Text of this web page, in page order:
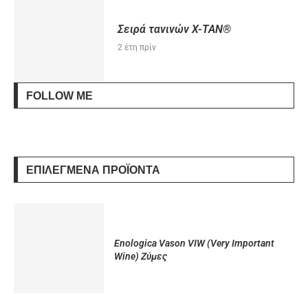
Σειρά τανινών X-TAN®
2 έτη πρίν
FOLLOW ME
ΕΠΙΛΕΓΜΈΝΑ ΠΡΟΪΌΝΤΑ
Enologica Vason VIW (Very Important
Wine) Ζύμες